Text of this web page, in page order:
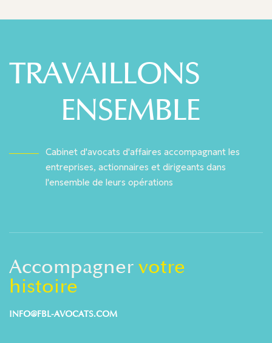
TRAVAILLONS
ENSEMBLE
Cabinet d'avocats d'affaires accompagnant les
entreprises, actionnaires et dirigeants dans
l'ensemble de leurs opérations
Accompagner votre
histoire
INFO@FBL-AVOCATS.COM